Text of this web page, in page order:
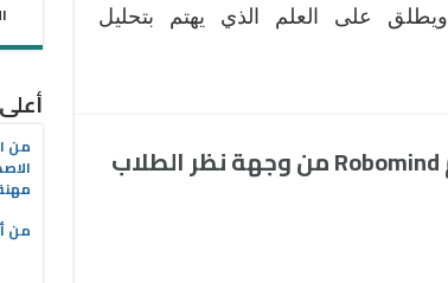
ويطلق على العلم الذي يهتم بتحليل
برمجة الروبوتات الافتراضية باستخدام Robomind من وجهة نظر الطلاب
من
من